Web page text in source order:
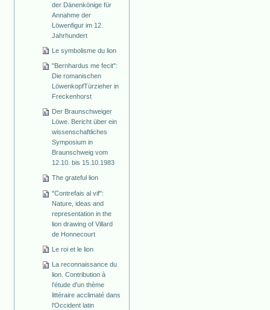
der Dänenkönige für
Annahme der
Löwenfigur im 12.
Jahrhundert
Le symbolisme du lion
"Bernhardus me fecit":
Die romanischen
Löwenkopf­Türzieher in
Freckenhorst
Der Braunschweiger
Löwe. Bericht über ein
wissenschaftliches
Symposium in
Braunschweig vom
12.10. bis 15.10.1983
The grateful lion
"Contrefais al vif":
Nature, ideas and
representation in the
lion drawing of Villard
de Honnecourt
Le roi et le lion
La reconnaissance du
lion. Contribution à
l'étude d'un thème
littéraire acclimaté dans
l'Occident latin